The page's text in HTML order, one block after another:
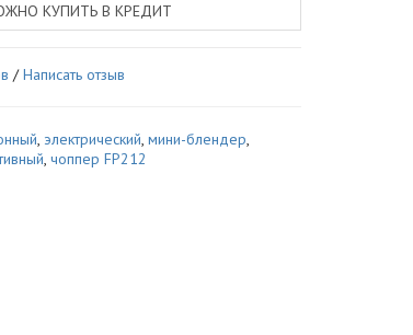
КУПИТЬ В КРЕДИТ
/Написать отзыв
, электрический,мини-блендер,
,чоппер FP212